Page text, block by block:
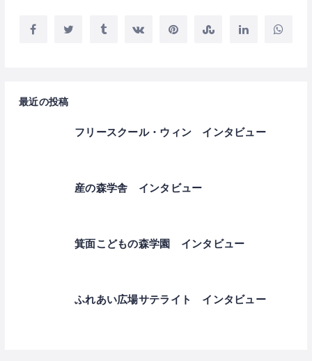
最近の投稿
フリースクール・ウィン インタビュー
産の森学舎 インタビュー
箕面こどもの森学園 インタビュー
ふれあい広場サテライト インタビュー